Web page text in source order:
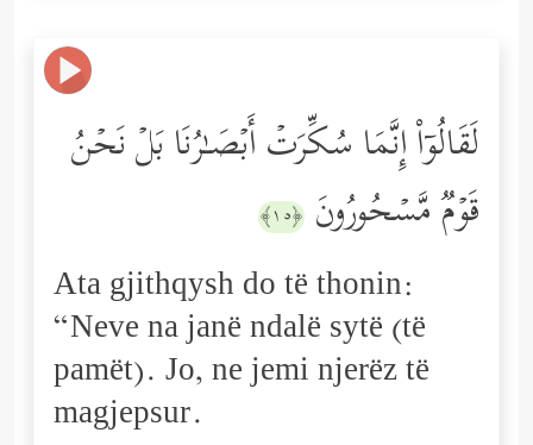
لَقَالُوۤاْ إِنَّمَا سُكِّرَتۡ أَبۡصَـٰرُنَا بَلۡ نَحۡنُ
قَوۡمࣱ مَّسۡحُورُونَ ﴿١٥﴾
Ata gjithqysh do të thonin:
“Neve na janë ndalë sytë (të
pamët). Jo, ne jemi njerëz të
magjepsur.